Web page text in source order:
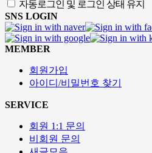
자동로그인 및 로그인 상태 유지
SNS LOGIN
MEMBER
회원가입
아이디/비밀번호 찾기
SERVICE
회원 1:1 문의
비회원 문의